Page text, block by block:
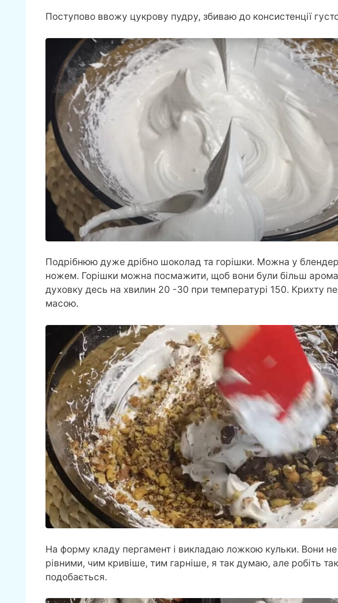
Поступово ввожу цукрову пудру, збиваю до консистенції
Подрібнюю дуже дрібно шоколад та горішки. Можна у
ножем. Горішки можна посмажити, щоб вони були більш
духовку десь на хвилин 20 -30 при температурі 150. Крихту
масою.
На форму кладу пергамент і викладаю ложкою кульки. Вони
рівними, чим кривіше, тим гарніше, я так думаю, але робіть
подобається.